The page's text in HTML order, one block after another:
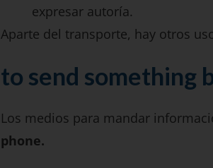
expresar autoría.
Aparte del transporte, hay otros
to send something
Los medios para mandar
phone.